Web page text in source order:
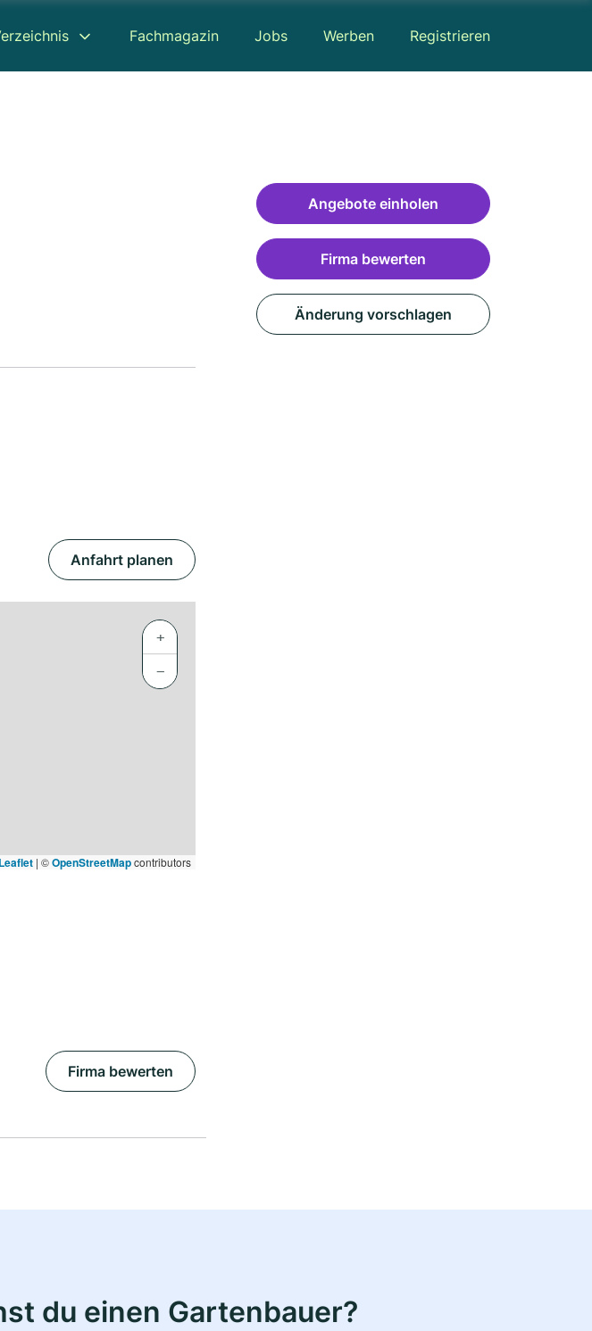
Fachmagazin Jobs Werben Registrieren
Anfahrt planen
+
−
Leaflet | ©OpenStreetMapcontributors
Firma bewerten
Angebote einholen
Firma bewerten
Änderung vorschlagen
du einen Gartenbauer?